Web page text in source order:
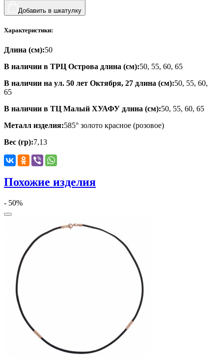
Добавить в шкатулку
Характеристики:
Длина (см):50
В наличии в ТРЦ Острова длина (см):50, 55, 60, 65
В наличии на ул. 50 лет Октября, 27 длина (см):50, 55, 60,
65
В наличии в ТЦ Малый ХУАФУ длина (см):50, 55, 60, 65
Металл изделия:585° золото красное (розовое)
Вес (гр):7,13
Похожие изделия
- 50%